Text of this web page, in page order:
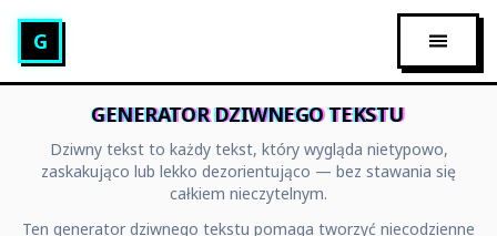
Generator tekstu glitch
G
GENERATOR DZIWNEGO TEKSTU
Dziwny tekst to każdy tekst, który wygląda nietypowo,
zaskakująco lub lekko dezorientująco — bez stawania się
całkiem nieczytelnym.
Ten generator dziwnego tekstu pomaga tworzyć niecodzienne